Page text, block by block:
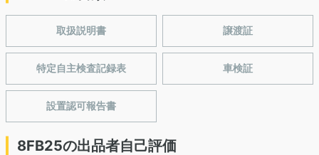
取扱説明書 譲渡証
特定自主検査記録表 車検証
設置認可報告書
8FB25の出品者自己評価